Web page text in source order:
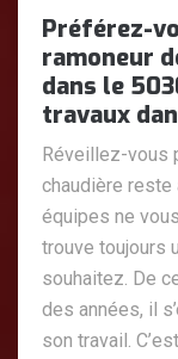
Préférez-
ramoneur
dans le
travaux
Réveillez-vous
chaudière
équipes ne
trouve toujours
souhaitez. De
des années, il
son travail.